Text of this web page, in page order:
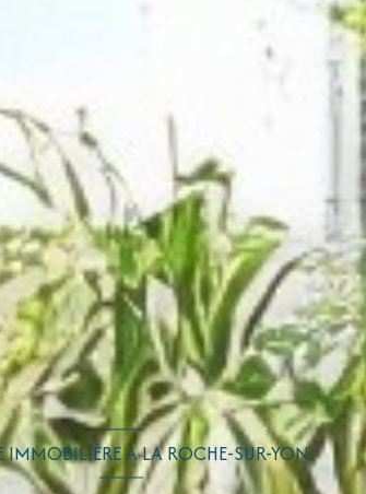
IMMOBILIÈRE À LA ROCHE-SUR-YON